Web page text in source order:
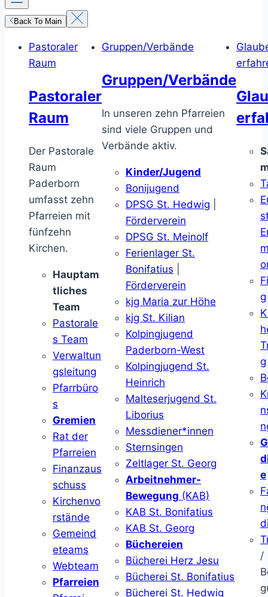
Back To Main
Pastoraler
Raum
Pastoraler
Raum
Der Pastorale
Raum
Paderborn
umfasst zehn
Pfarreien mit
fünfzehn
Kirchen.
Hauptam
tliches
Team
Pastorale
s Team
Verwaltun
gsleitung
Pfarrbüro
s
Gremien
Rat der
Pfarreien
Finanzaus
schuss
Kirchenvo
rstände
Gemeind
eteams
Webteam
Pfarreien
Gruppen/Verbände
Gruppen/Verbände
In unseren zehn Pfarreien
sind viele Gruppen und
Verbände aktiv.
Kinder/Jugend
Bonijugend
DPSG St. Hedwig
Förderverein
DPSG St. Meinolf
Ferienlager St.
Bonifatius
Förderverein
kjg Maria zur Höhe
kjg St. Kilian
Kolpingjugend
Paderborn-West
Kolpingjugend St.
Heinrich
Malteserjugend St.
Liborius
Messdiener*innen
Sternsingen
Zeltlager St. Georg
Arbeitnehmer-
Bewegung (KAB)
KAB St. Bonifatius
KAB St. Georg
Büchereien
Bücherei Herz Jesu
Bücherei St. Bonifatius
Bücherei St. Hedwig
g
g
e
/